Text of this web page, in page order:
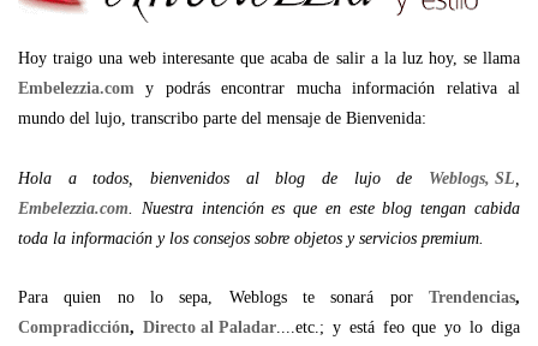
Hoy traigo una web interesante que acaba de salir a la luz hoy, se llama
Embelezzia.com y podrás encontrar mucha información relativa al
mundo del lujo, transcribo parte del mensaje de Bienvenida:
Hola a todos, bienvenidos al blog de lujo de Weblogs, SL
Embelezzia.com . Nuestra intención es que en este blog tengan cabida
toda la información y los consejos sobre objetos y servicios premium.
Para quien no lo sepa, Weblogs te sonará por Trendencias,
Compradicción, Directo al Paladar....etc.; y está feo que yo lo diga